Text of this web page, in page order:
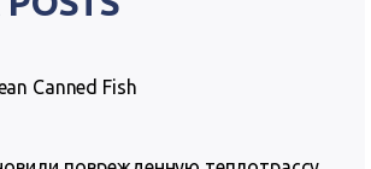
Canned Fish